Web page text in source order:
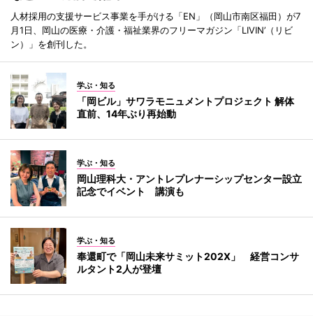
人材採用の支援サービス事業を手がける「EN」（岡山市南区福田）が7
月1日、岡山の医療・介護・福祉業界のフリーマガジン「LIVIN’（リビ
ン）」を創刊した。
学ぶ・知る
「岡ビル」サワラモニュメントプロジェクト 解体
直前、14年ぶり再始動
学ぶ・知る
岡山理科大・アントレプレナーシップセンター設立
記念でイベント 講演も
学ぶ・知る
奉還町で「岡山未来サミット202X」 経営コンサ
ルタント2人が登壇